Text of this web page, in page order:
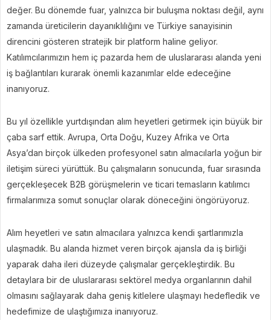
değer. Bu dönemde fuar, yalnızca bir buluşma noktası değil, aynı
zamanda üreticilerin dayanıklılığını ve Türkiye sanayisinin
direncini gösteren stratejik bir platform haline geliyor.
Katılımcılarımızın hem iç pazarda hem de uluslararası alanda yeni
iş bağlantıları kurarak önemli kazanımlar elde edeceğine
inanıyoruz.
Bu yıl özellikle yurtdışından alım heyetleri getirmek için büyük bir
çaba sarf ettik. Avrupa, Orta Doğu, Kuzey Afrika ve Orta
Asya’dan birçok ülkeden profesyonel satın almacılarla yoğun bir
iletişim süreci yürüttük. Bu çalışmaların sonucunda, fuar sırasında
gerçekleşecek B2B görüşmelerin ve ticari temasların katılımcı
firmalarımıza somut sonuçlar olarak döneceğini öngörüyoruz.
Alım heyetleri ve satın almacılara yalnızca kendi şartlarımızla
ulaşmadık. Bu alanda hizmet veren birçok ajansla da iş birliği
yaparak daha ileri düzeyde çalışmalar gerçekleştirdik. Bu
detaylara bir de uluslararası sektörel medya organlarının dahil
olmasını sağlayarak daha geniş kitlelere ulaşmayı hedefledik ve
hedefimize de ulaştığımıza inanıyoruz.